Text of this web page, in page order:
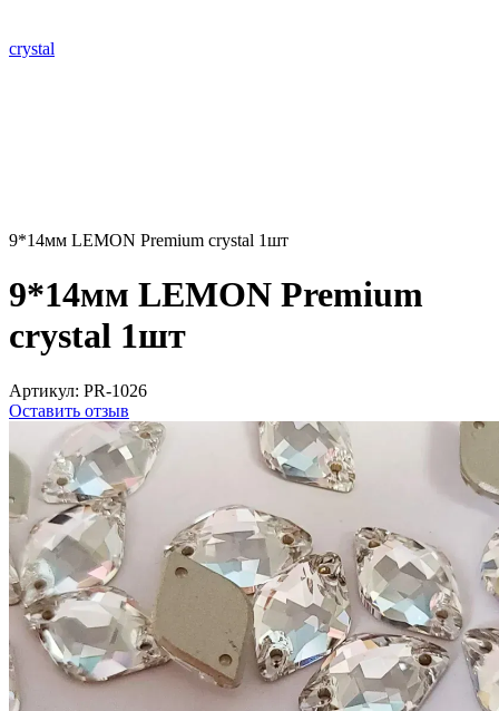
crystal
9*14мм LEMON Premium crystal 1шт
9*14мм LEMON Premium
crystal 1шт
Артикул: PR-1026
Оставить отзыв